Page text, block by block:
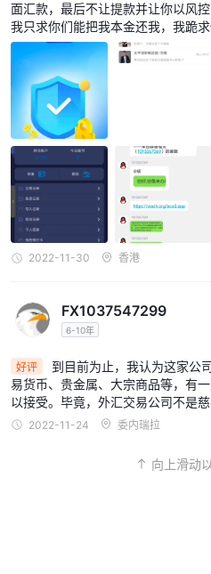
面汇款，最后不让提款并让你以风
我只求你们能把我本金还我，我跪
2022-11-30 香港
FX1037547299
6-10年
好评
到目前为止，我认为这家公
易货币、贵金属、大宗商品等，有
以接受。毕竟，外汇交易公司不是慈
2022-11-24 委内瑞拉
向上滑动